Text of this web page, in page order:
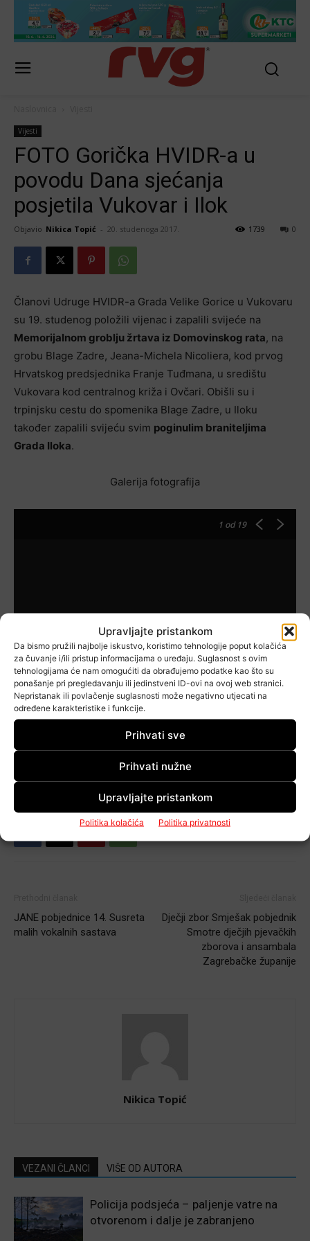
Upravljajte pristankom
Da bismo pružili najbolje iskustvo, koristimo tehnologije poput kolačića
za čuvanje i/ili pristup informacijama o uređaju. Suglasnost s ovim
tehnologijama će nam omogućiti da obrađujemo podatke kao što su
ponašanje pri pregledavanju ili jedinstveni ID-ovi na ovoj web stranici.
Nepristanak ili povlačenje suglasnosti može negativno utjecati na
određene karakteristike i funkcije.
Prihvati sve
Prihvati nužne
Upravljajte pristankom
Politika kolačića Politika privatnosti
Vijesti
FOTO Gorička HVIDR-a u
povodu Dana sjećanja
posjetila Vukovar i Ilok
Objavio Nikica Topić - 20. studenoga 2017. 0
1739
Članovi Udruge HVIDR-a Grada Velike Gorice u Vukovaru
su 19. studenog položili vijenac i zapalili svijeće na
Memorijalnom groblju žrtava iz Domovinskog rata, na
grobu Blage Zadre, Jeana-Michela Nicoliera, kod prvog
Hrvatskog predsjednika Franje Tuđmana, u središtu
Vukovara kod centralnog križa i Ovčari. Obišli su i
trpinjsku cestu do spomenika Blage Zadre, u Iloku
također zapalili svijeću svim poginulim braniteljima
Grada Iloka.
Galerija fotografija
1 od 19
19.11.2017. Vukovar - Članovi Udruge HVIDR-a Grada Velike Gorice u
Vukovaru. Foto: Nikica Topić/Cityportal.hr
OZNAKE HVIDR-a Velika Gorica VUKOVAR
JANE pobjednice 14. Susreta
malih vokalnih sastava
Dječji zbor Smješak pobjednik
Smotre dječjih pjevačkih
zborova i ansambala
Zagrebačke županije
Nikica Topić
VEZANI ČLANCI VIŠE OD AUTORA
Policija podsjeća – paljenje vatre na
otvorenom i dalje je zabranjeno